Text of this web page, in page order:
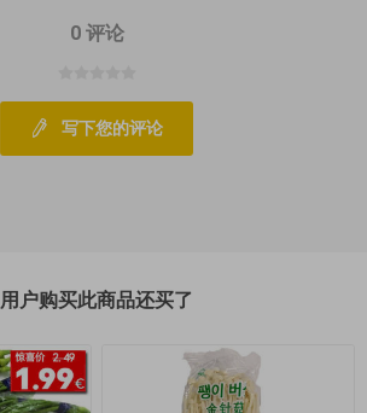
0 评论
写下您的评论
用户购买此商品还买了